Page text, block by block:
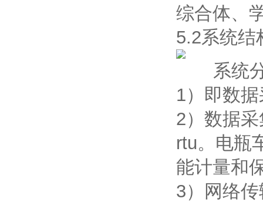
综合体、
5.2系统结
系统分
1）即数
2）数据
rtu。电瓶
能计量和
3）网络